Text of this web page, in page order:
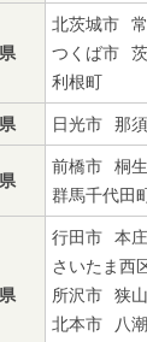
北茨城市
つくば市
利根町
日光市 那
前橋市 桐
群馬千代田
行田市 本
さいたま西
所沢市
狭
北本市
八